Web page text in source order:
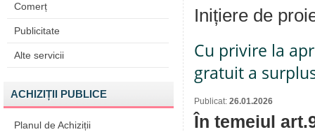
Comerț
Publicitate
Alte servicii
ACHIZIȚII PUBLICE
Planul de Achiziții
Inițiere de
Cu privire la
gratuit a
Publicat: 26.01.2026
În temeiul